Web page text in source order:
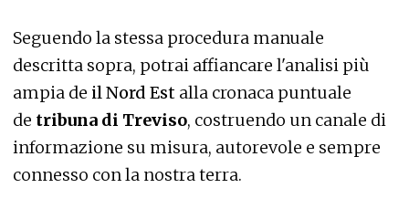
Seguendo la stessa procedura manuale
descritta sopra, potrai affiancare l'analisi più
ampia de il Nord Est alla cronaca puntuale
de tribuna di Treviso, costruendo un canale di
informazione su misura, autorevole e sempre
connesso con la nostra terra.